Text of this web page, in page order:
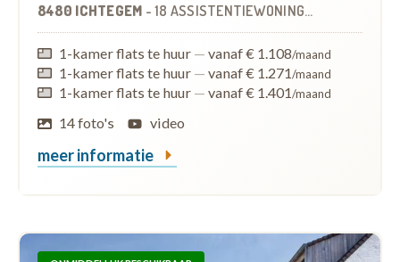
8480 ICHTEGEM - 18 ASSISTENTIEWONINGEN
1-kamer flats te huur — vanaf € 1.108/maand
1-kamer flats te huur — vanaf € 1.271/maand
1-kamer flats te huur — vanaf € 1.401/maand
14 foto's video
meer informatie